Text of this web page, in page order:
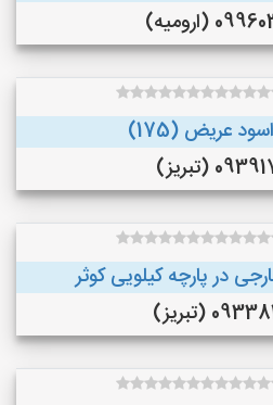
(ارومیه)
عریض (175)
(تبریز)
در پارچه کیلویی کوثر
(تبریز)